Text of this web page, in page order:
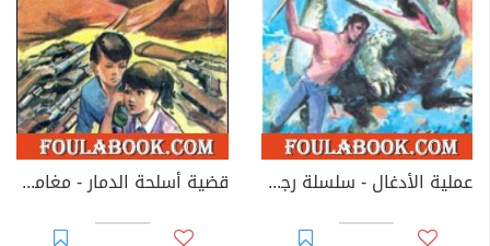
عملية الأدغال - سلسلة رجل المستحيل قضية أسلحة الدمار - مغامرات ع×2